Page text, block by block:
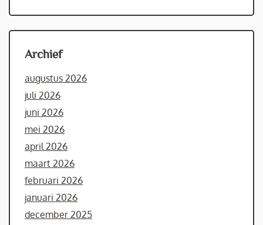
Archief
augustus 2026
juli 2026
juni 2026
mei 2026
april 2026
maart 2026
februari 2026
januari 2026
december 2025